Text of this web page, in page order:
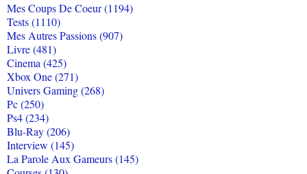
Mes Coups De Coeur (1194)
Tests (1110)
Mes Autres Passions (907)
Livre (481)
Cinema (425)
Xbox One (271)
Univers Gaming (268)
Pc (250)
Ps4 (234)
Blu-Ray (206)
Interview (145)
La Parole Aux Gameurs (145)